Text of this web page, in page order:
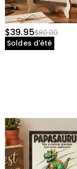
$39.95$80.00
Soldes d'été